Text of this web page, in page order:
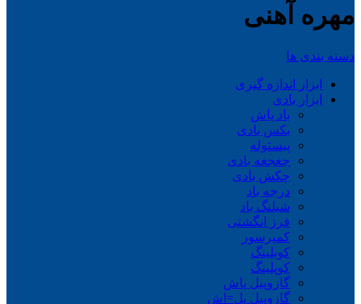
مهره آهنی
دسته بندی ها
ابزار اندازه گیری
ابزار بادی
باد پاش
بکس بادی
پیستوله
جغجغه بادی
چکش بادی
درجه باد
شیلنگ باد
فرز انگشتی
کمپرسور
کوبلینگ
کوپلینگ
گازوییل پاش
گازوییل پل=اش